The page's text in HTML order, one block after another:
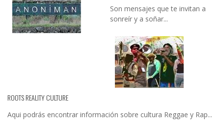
Son mensajes que te invitan a
sonreír y a soñar...
ROOTS REALITY CULTURE
Aqui podrás encontrar información sobre cultura Reggae y Rap...